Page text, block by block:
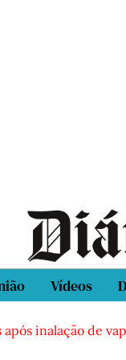
Vídeos
inalação de